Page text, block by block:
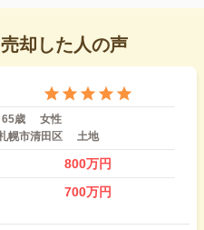
却した人の声
65歳
女性
幌市清田区
土地
800万円
700万円